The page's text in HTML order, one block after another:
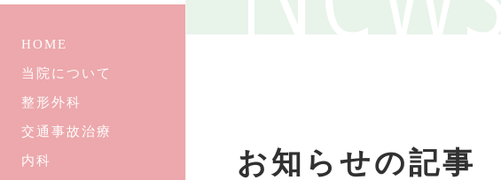
HOME
当院について
整形外科
交通事故治療
内科
お知らせの記事